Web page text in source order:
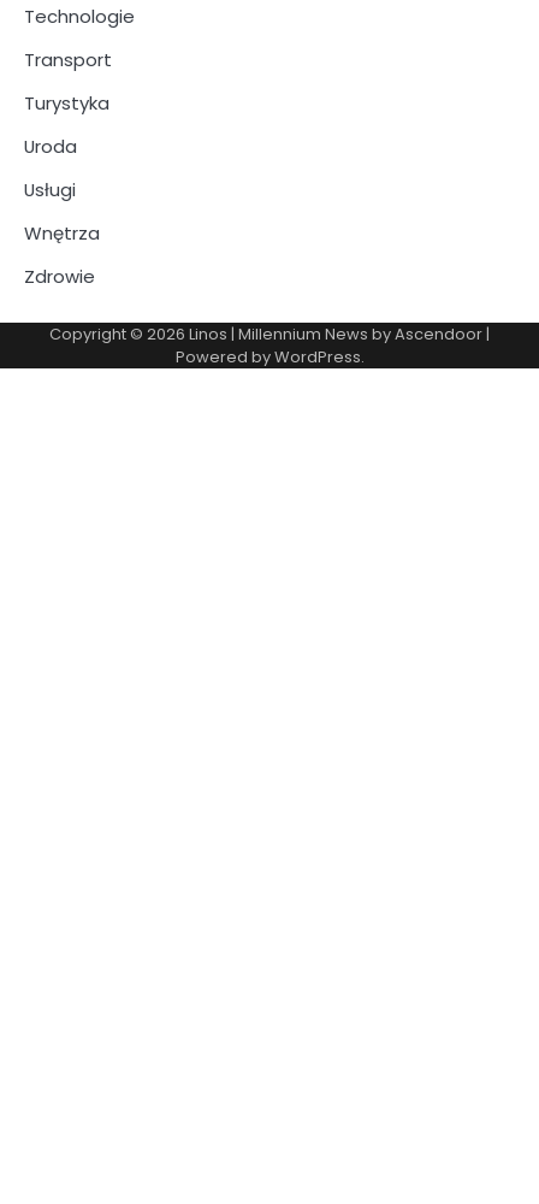
Technologie
Transport
Turystyka
Uroda
Usługi
Wnętrza
Zdrowie
Copyright © 2026 Linos | Millennium News byAscendoor|
Powered byWordPress.